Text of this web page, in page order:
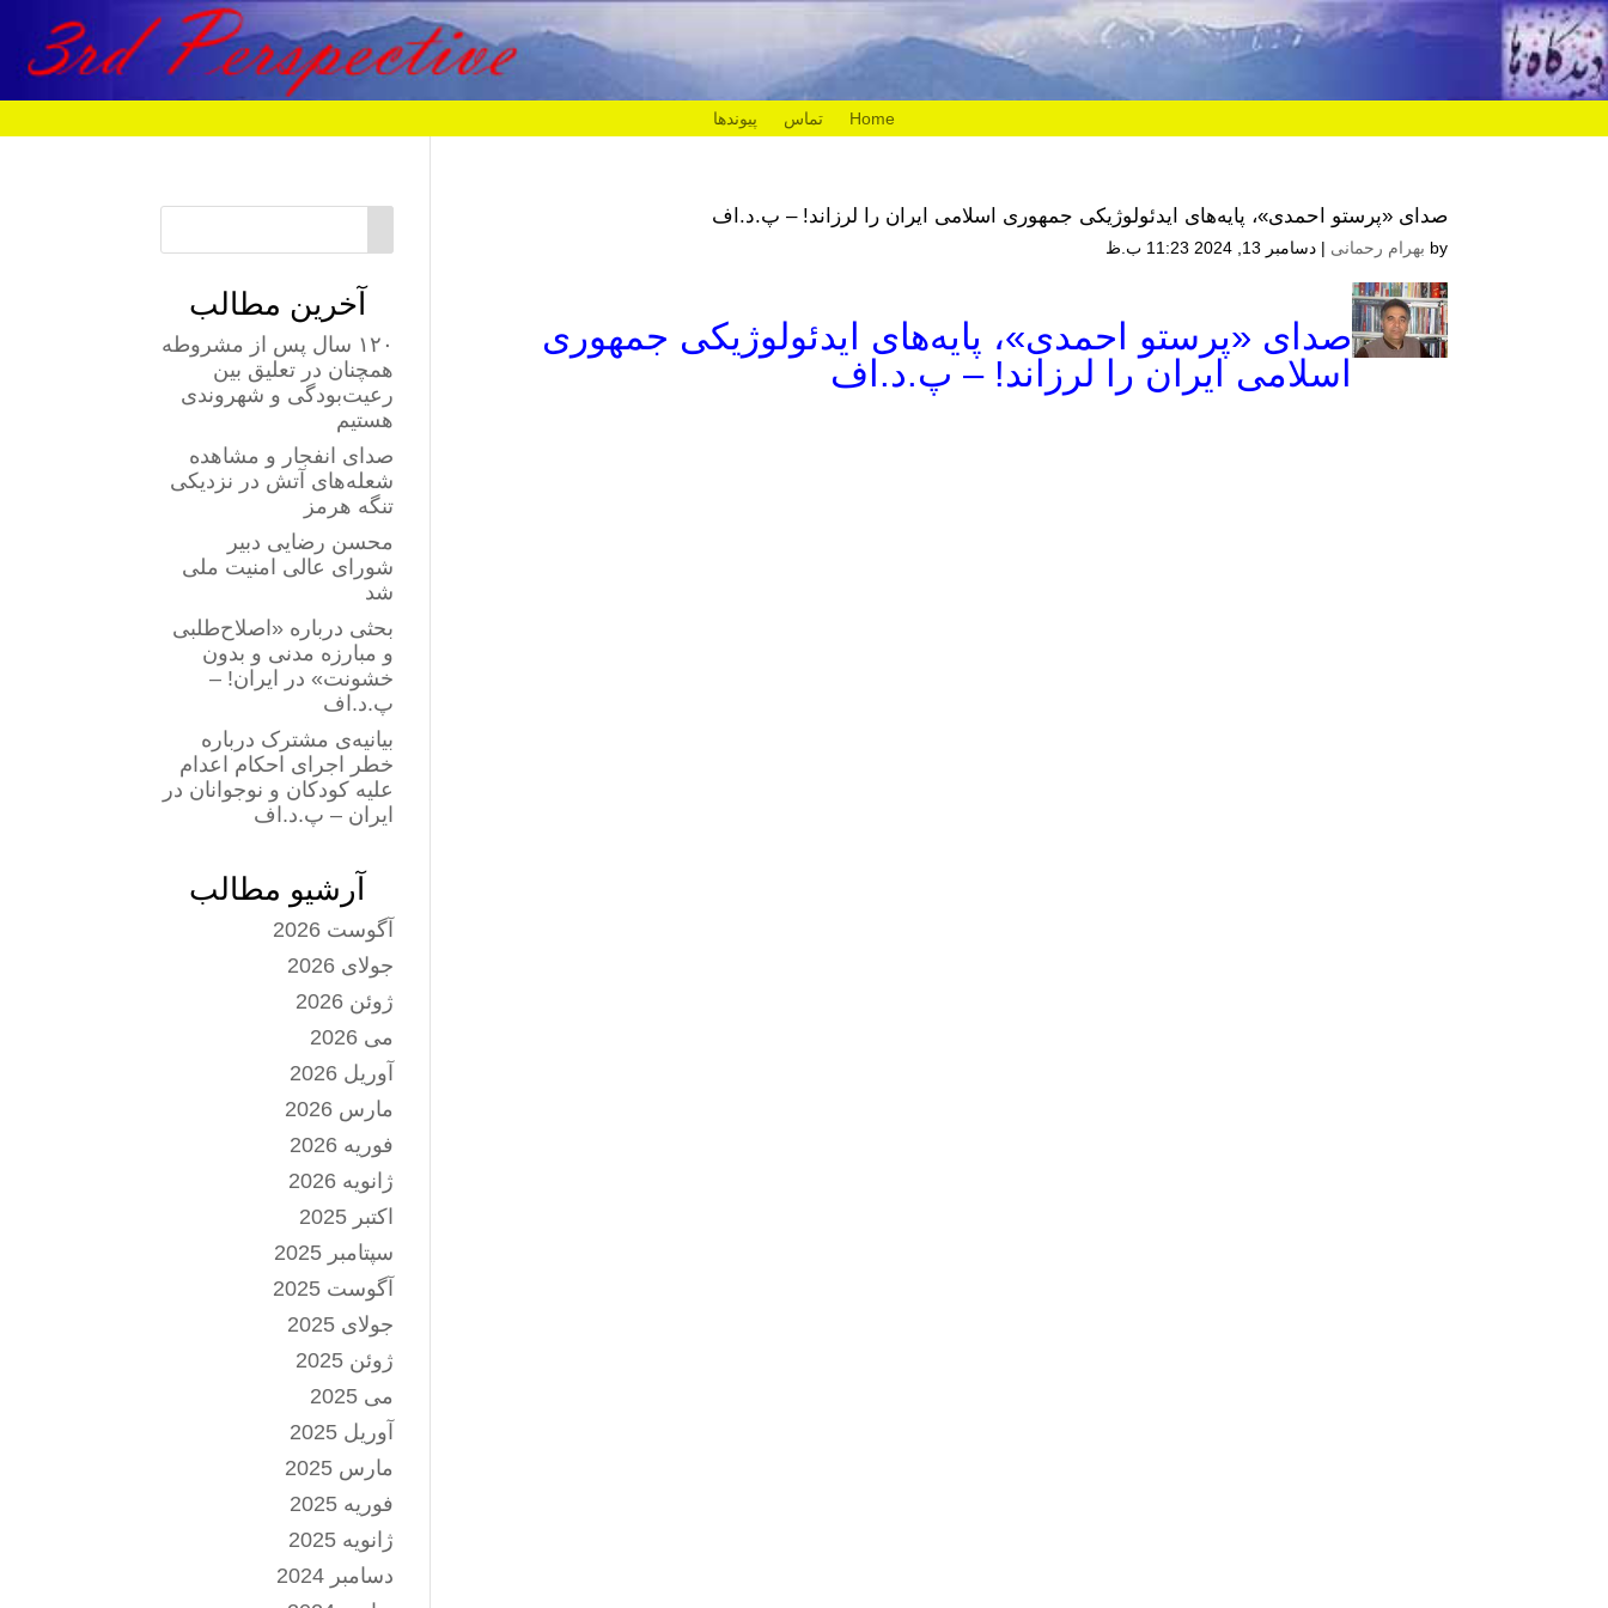
Home تماس پیوندها
صدای «پرستو احمدی»، پایه‌های ایدئولوژیکی جمهوری اسلامی ایران را لرزاند! – پ.د.اف
by بهرام رحمانی |دسامبر 13, 2024 11:23 ب.ظ
صدای «پرستو احمدی»، پایه‌های ایدئولوژیکی جمهوری
اسلامی ایران را لرزاند! – پ.د.اف
آخرین مطالب
۱۲۰ سال پس از مشروطه
همچنان در تعلیق بین
رعیت‌بودگی و شهروندی
هستیم
صدای انفجار و مشاهده
شعله‌های آتش در نزدیکی
تنگه هرمز
محسن رضایی دبیر
شورای عالی امنیت ملی
شد
بحثی درباره «اصلاح‌طلبی
و مبارزه مدنی و بدون
خشونت» در ایران! –
پ.د.اف
بیانیه‌ی مشترک درباره
خطر اجرای احکام اعدام
علیه کودکان و نوجوانان در
ایران – پ.د.اف
آرشیو مطالب
آگوست 2026
جولای 2026
ژوئن 2026
می 2026
آوریل 2026
مارس 2026
فوریه 2026
ژانویه 2026
اکتبر 2025
سپتامبر 2025
آگوست 2025
جولای 2025
ژوئن 2025
می 2025
آوریل 2025
مارس 2025
فوریه 2025
ژانویه 2025
دسامبر 2024